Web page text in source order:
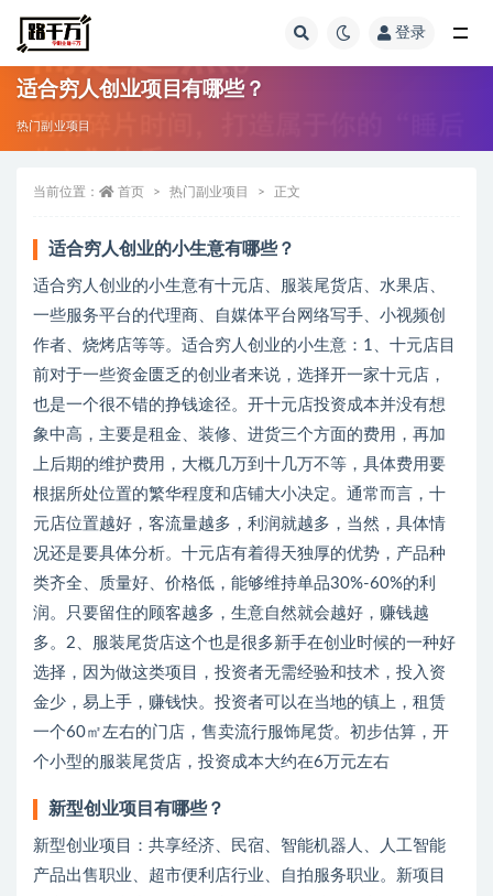
登录
适合穷人创业项目有哪些？
热门副业项目
当前位置： 首页 热门副业项目 正文
适合穷人创业的小生意有哪些？
适合穷人创业的小生意有十元店、服装尾货店、水果店、
一些服务平台的代理商、自媒体平台网络写手、小视频创
作者、烧烤店等等。适合穷人创业的小生意：1、十元店目
前对于一些资金匮乏的创业者来说，选择开一家十元店，
也是一个很不错的挣钱途径。开十元店投资成本并没有想
象中高，主要是租金、装修、进货三个方面的费用，再加
上后期的维护费用，大概几万到十几万不等，具体费用要
根据所处位置的繁华程度和店铺大小决定。通常而言，十
元店位置越好，客流量越多，利润就越多，当然，具体情
况还是要具体分析。十元店有着得天独厚的优势，产品种
类齐全、质量好、价格低，能够维持单品30%-60%的利
润。只要留住的顾客越多，生意自然就会越好，赚钱越
多。2、服装尾货店这个也是很多新手在创业时候的一种好
选择，因为做这类项目，投资者无需经验和技术，投入资
金少，易上手，赚钱快。投资者可以在当地的镇上，租赁
一个60㎡左右的门店，售卖流行服饰尾货。初步估算，开
个小型的服装尾货店，投资成本大约在6万元左右
新型创业项目有哪些？
新型创业项目：共享经济、民宿、智能机器人、人工智能
产品出售职业、超市便利店行业、自拍服务职业。新项目